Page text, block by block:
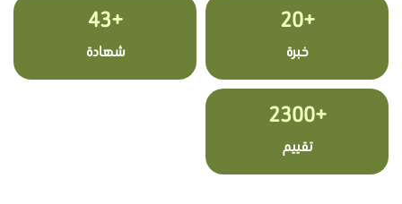
+20
خبرة
+43
شهادة
+2300
تقييم